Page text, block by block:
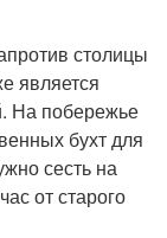
столицы
является
На побережье
бухт для
сесть на
от старого